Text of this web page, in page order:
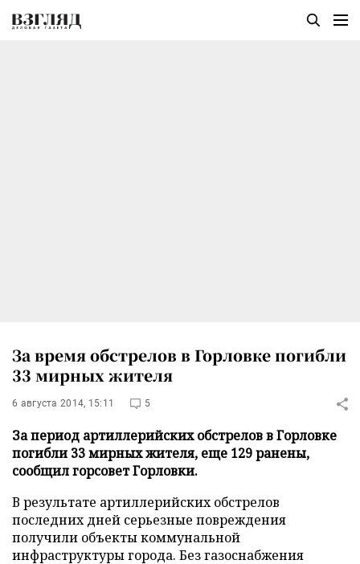
За время обстрелов в Горловке погибли
33 мирных жителя
6 августа 2014, 15:11 5
За период артиллерийских обстрелов в Горловке
погибли 33 мирных жителя, еще 129 ранены,
сообщил горсовет Горловки.
В результате артиллерийских обстрелов
последних дней серьезные повреждения
получили объекты коммунальной
инфраструктуры города. Без газоснабжения